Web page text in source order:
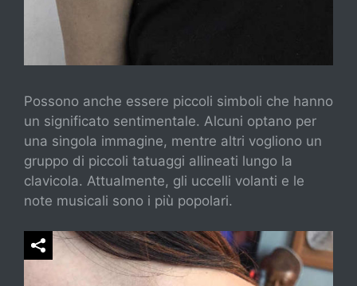
Possono anche essere piccoli simboli che hanno
un significato sentimentale. Alcuni optano per
una singola immagine, mentre altri vogliono un
gruppo di piccoli tatuaggi allineati lungo la
clavicola. Attualmente, gli uccelli volanti e le
note musicali sono i più popolari.